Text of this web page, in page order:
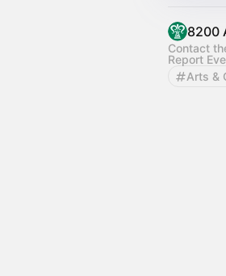
8200
Contact
Report
Arts &